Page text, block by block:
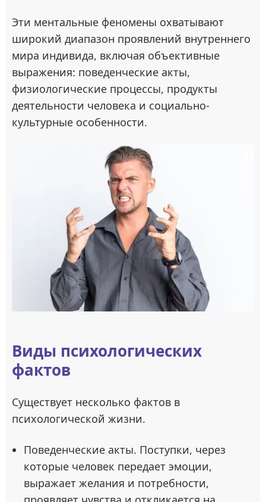
Эти ментальные феномены охватывают
широкий диапазон проявлений внутреннего
мира индивида, включая объективные
выражения: поведенческие акты,
физиологические процессы, продукты
деятельности человека и социально-
культурные особенности.
Виды психологических
фактов
Существует несколько фактов в
психологической жизни.
Поведенческие акты. Поступки, через
которые человек передает эмоции,
выражает желания и потребности,